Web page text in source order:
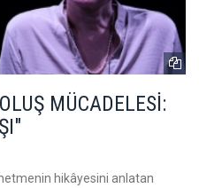
MÜCADELESİ:
hikâyesini anlatan